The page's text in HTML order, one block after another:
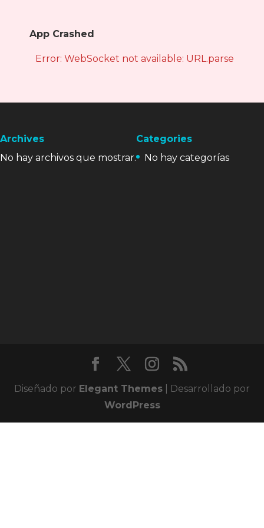
App Crashed
Error: WebSocket not available: URL.parse is
Archives
No hay archivos que mostrar.
Categories
No hay categorías
Diseñado por Elegant Themes | Desarrollado por
WordPress